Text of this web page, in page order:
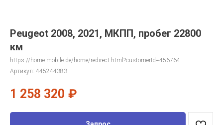
Peugeot 2008, 2021, МКПП, пробег 22800
км
https://home.mobile.de/home/redirect.html?customerId=456764
Артикул: 445244383
1 258 320 ₽